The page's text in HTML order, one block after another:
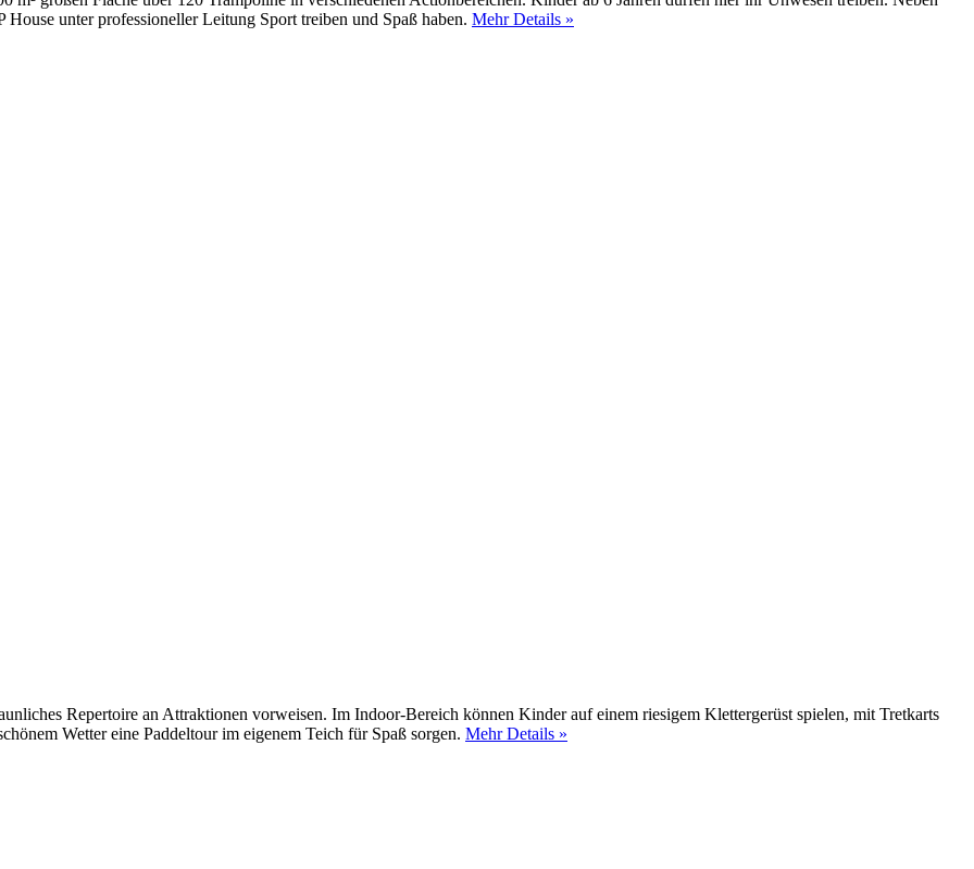
unter professioneller Leitung Sport treiben und Spaß haben. Mehr Details »
Repertoire an Attraktionen vorweisen. Im Indoor-Bereich können Kinder auf einem riesigem Klettergerüst spielen, mit Tretkarts
Wetter eine Paddeltour im eigenem Teich für Spaß sorgen. Mehr Details »